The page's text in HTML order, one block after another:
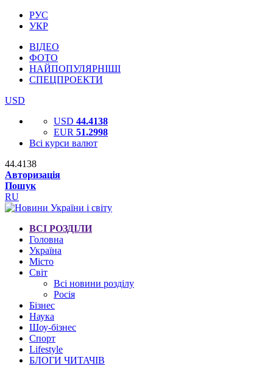
РУС
УКР
ВІДЕО
ФОТО
НАЙПОПУЛЯРНІШІ
СПЕЦПРОЕКТИ
USD
USD 44.4138
EUR 51.2998
Всі курси валют
44.4138
Авторизація
Пошук
RU
ВСІ РОЗДІЛИ
Головна
Україна
Місто
Світ
Всі новини розділу
Росія
Бізнес
Наука
Шоу-бізнес
Спорт
Lifestyle
БЛОГИ ЧИТАЧІВ